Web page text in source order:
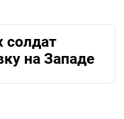
солдат
на Западе